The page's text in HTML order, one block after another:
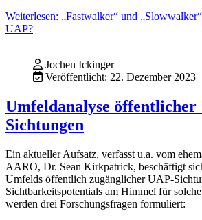
Weiterlesen: „Fastwalker“ und
UAP?
Jochen Ickinger
Veröffentlicht: 22. Dezember 2023
Umfeldanalyse öffentlicher
Sichtungen
Ein aktueller Aufsatz, verfasst u.a. vom
AARO, Dr. Sean Kirkpatrick, beschäftigt
Umfelds öffentlich zugänglicher UAP-
Sichtbarkeitspotentials am Himmel für
werden drei Forschungsfragen formuliert: